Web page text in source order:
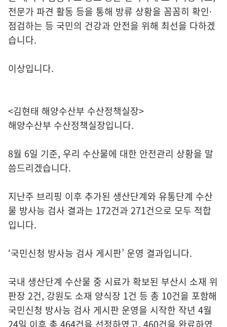
전문가 파견 활동 등을 통해 방류 상황을 꼼꼼히 확인·
점검하는 등 국민의 건강과 안전을 위해 최선을 다하겠
습니다.
이상입니다.
<김현태 해양수산부 수산정책실장>
해양수산부 수산정책실장입니다.
8월 6일 기준, 우리 수산물에 대한 안전관리 상황을 말
씀드리겠습니다.
지난주 브리핑 이후 추가된 생산단계와 유통단계 수산
물 방사능 검사 결과는 172건과 271건으로 모두 적합
입니다.
‘국민신청 방사능 검사 게시판’ 운영 결과입니다.
국내 생산단계 수산물 중 시료가 확보된 부산시 소재 위
판장 2건, 강원도 소재 양식장 1건 등 총 10건을 포함해
국민신청 방사능 검사 게시판 운영을 시작한 작년 4월
24일 이후 총 464건을 선정하였고, 460건을 완료하였